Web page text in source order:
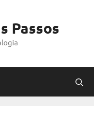
Passos